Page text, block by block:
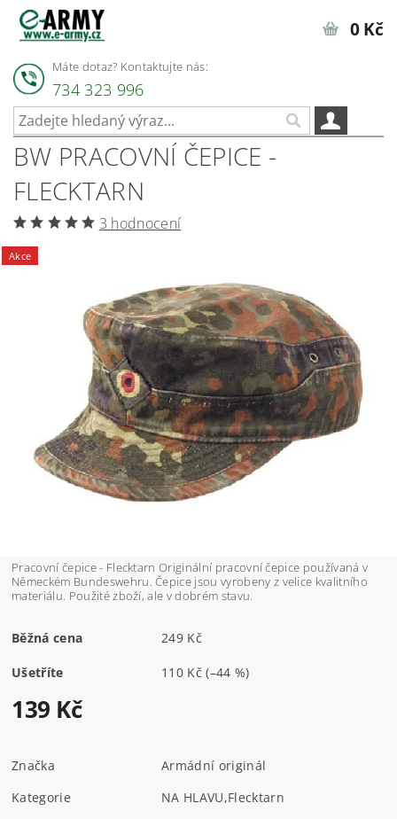
Máte dotaz? Kontaktujte nás:
734 323 996
0 Kč
BW PRACOVNÍ ČEPICE -
FLECKTARN
3 hodnocení
Akce
Pracovní čepice - Flecktarn Originální pracovní čepice používaná v
Německém Bundeswehru. Čepice jsou vyrobeny z velice kvalitního
materiálu. Použité zboží, ale v dobrém stavu.
Běžná cena 249 Kč
Ušetříte 110 Kč(–44 %)
139 Kč
Značka
Armádní originál
Kategorie
NA HLAVU,Flecktarn